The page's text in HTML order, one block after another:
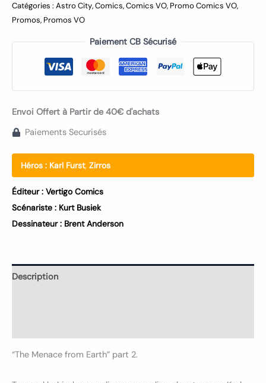
Catégories : Astro City,Comics,Comics VO, Promo Comics VO,
Promos, Promos VO
Paiement CB Sécurisé
Envoi Offert à Partir de 40€ d'achats
Paiements Securisés
Héros : Karl Furst, Zirros
Éditeur : Vertigo Comics
Scénariste : Kurt Busiek
Dessinateur : Brent Anderson
Description
“The Menace from Earth” part 2.